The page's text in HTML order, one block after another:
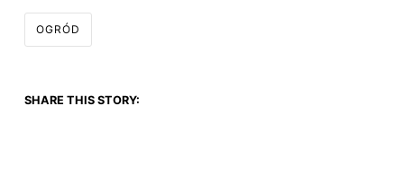
OGRÓD
SHARE THIS STORY: